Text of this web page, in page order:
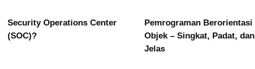
Security Operations Center
(SOC)?
Pemrograman Berorientasi
Objek – Singkat, Padat, dan
Jelas